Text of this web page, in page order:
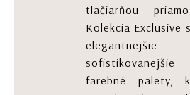
tlačiarňou
Kolekcia Exclusive
farebné palety,